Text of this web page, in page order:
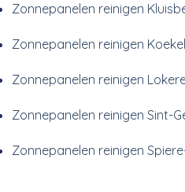
Zonnepanelen reinigen
Zonnepanelen reinigen
Zonnepanelen reinigen
Zonnepanelen reinigen Sint-
Zonnepanelen reinigen